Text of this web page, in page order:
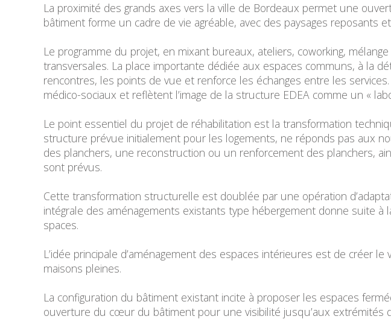
La proximité des grands axes vers la ville de Bordeaux permet une
bâtiment forme un cadre de vie agréable, avec des paysages reposants
Le programme du projet, en mixant bureaux, ateliers, coworking,
transversales. La place importante dédiée aux espaces communs, à la
rencontres, les points de vue et renforce les échanges entre les
médico-sociaux et reflètent l’image de la structure EDEA comme un «
Le point essentiel du projet de réhabilitation est la transformation
structure prévue initialement pour les logements, ne réponds pas aux
des planchers, une reconstruction ou un renforcement des planchers,
sont prévus.
Cette transformation structurelle est doublée par une opération
intégrale des aménagements existants type hébergement donne suite
spaces.
L’idée principale d’aménagement des espaces intérieures est de créer
maisons pleines.
La configuration du bâtiment existant incite à proposer les espaces
ouverture du cœur du bâtiment pour une visibilité jusqu’aux extrémités